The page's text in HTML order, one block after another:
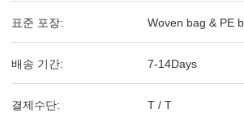
표준 포장: Woven bag & PE
배송 기간: 7-14Days
결제수단: T / T